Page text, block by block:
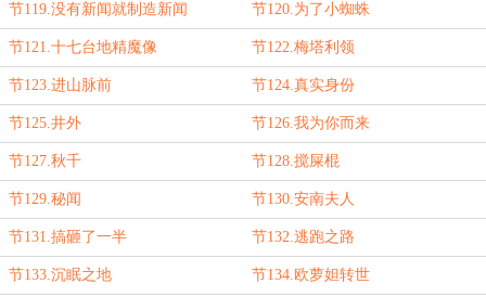
节119.没有新闻就制造新闻 节120.为了小蜘蛛
节121.十七台地精魔像 节122.梅塔利领
节123.进山脉前 节124.真实身份
节125.井外 节126.我为你而来
节127.秋千 节128.搅屎棍
节129.秘闻 节130.安南夫人
节131.搞砸了一半 节132.逃跑之路
节133.沉眠之地 节134.欧萝妲转世